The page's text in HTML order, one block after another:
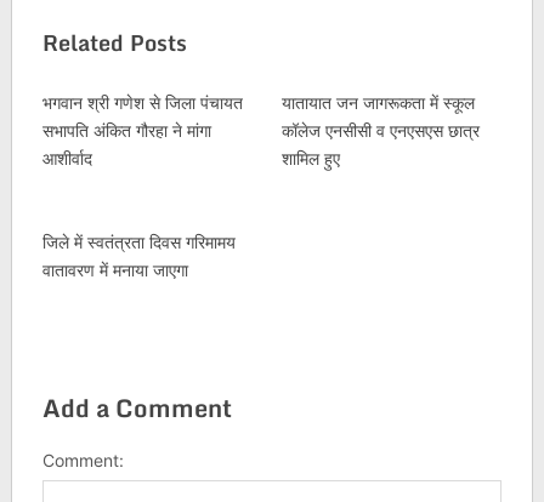
Related Posts
भगवान श्री गणेश से जिला पंचायत
सभापति अंकित गौरहा ने मांगा
आशीर्वाद
यातायात जन जागरूकता में स्कूल
कॉलेज एनसीसी व एनएसएस छात्र
शामिल हुए
जिले में स्वतंत्रता दिवस गरिमामय
वातावरण में मनाया जाएगा
Add a Comment
Comment: